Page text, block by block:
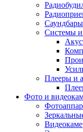
Саундбары
Системы
Плееры и
Фото и